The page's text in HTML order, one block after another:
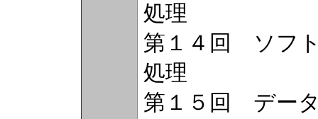
処理
第１４回 ソフ
処理
第１５回 デー